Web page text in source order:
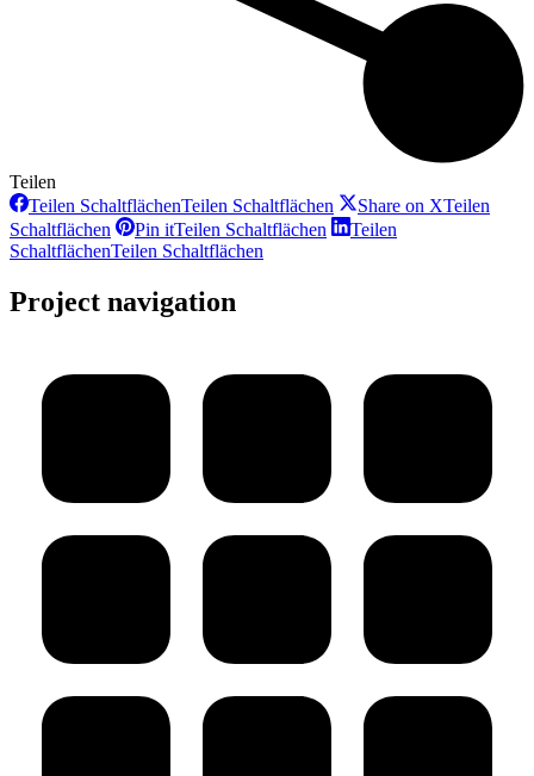
Teilen
Teilen SchaltflächenTeilen Schaltflächen Share on XTeilen
Schaltflächen
Pin itTeilen Schaltflächen
Teilen
SchaltflächenTeilen Schaltflächen
Project navigation